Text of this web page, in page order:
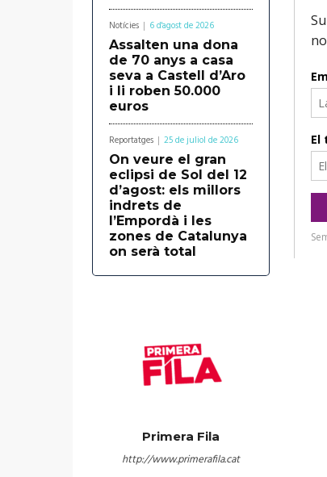
Notícies 6 d'agost de 2026
Assalten una dona
de 70 anys a casa
seva a Castell d’Aro
i li roben 50.000
euros
Reportatges 25 de juliol de 2026
On veure el gran
eclipsi de Sol del 12
d’agost: els millors
indrets de
l’Empordà i les
zones de Catalunya
on serà total
Primera Fila
http://www.primerafila.cat